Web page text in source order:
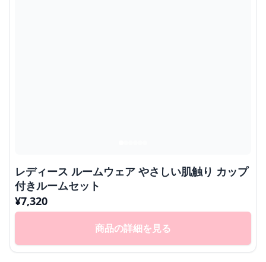
レディース ルームウェア やさしい肌触り カップ
付きルームセット
¥7,320
商品の詳細を見る